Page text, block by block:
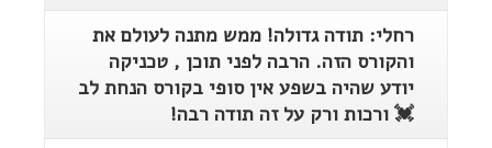
רחלי: תודה גדולה! ממש מתנה לעולם את
והקורס הזה. הרבה לפני תוכן , טכניקה
יודע שהיה בשפע אין סופי בקורס הנחת לב
💓 ורכות ורק על זה תודה רבה!